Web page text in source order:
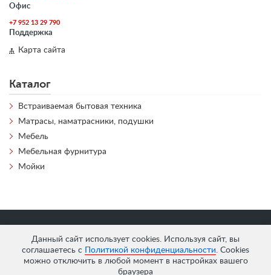
Данный сайт использует cookies. Используя сайт, вы
соглашаетесь с
Политикой конфиденциальности. Cookies
можно отключить в любой момент в настройках вашего
браузера
Офис
+7 952 13 29 790
Поддержка
Карта сайта
Каталог
Встраиваемая бытовая техника
Матрасы, наматрасники, подушки
Мебель
Мебельная фурнитура
Мойки